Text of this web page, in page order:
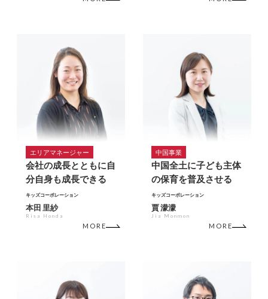
エリアマネージャー
会社の成長とともに自
分自身も成長できる
キッズコーポレーション
本田 里紗
Risa Honda
MORE
中国事業
中国全土に子ども主体
の保育を普及させる
キッズコーポレーション
賈 濛濛
Jia Monmon
MORE